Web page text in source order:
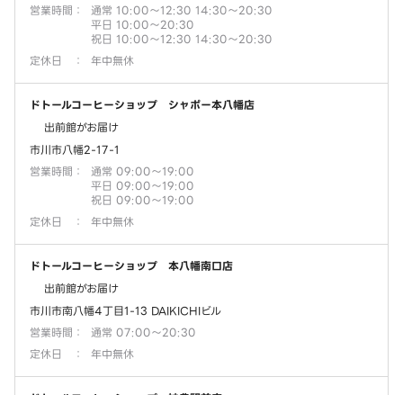
営業時間 ：
通常 10:00～12:30 14:30～20:30
平日 10:00～20:30
祝日 10:00～12:30 14:30～20:30
定休日
： 年中無休
ドトールコーヒーショップ シャポー本八幡店
出前館がお届け
市川市八幡2-17-1
営業時間 ：
通常 09:00～19:00
平日 09:00～19:00
祝日 09:00～19:00
定休日
： 年中無休
ドトールコーヒーショップ 本八幡南口店
出前館がお届け
市川市南八幡4丁目1-13 DAIKICHIビル
営業時間 ：
通常 07:00～20:30
定休日
： 年中無休